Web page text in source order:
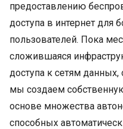
предоставлению
доступа в интернет для
пользователей. Пока
сложившаяся
доступа к сетям
мы создаем
основе множества
способных